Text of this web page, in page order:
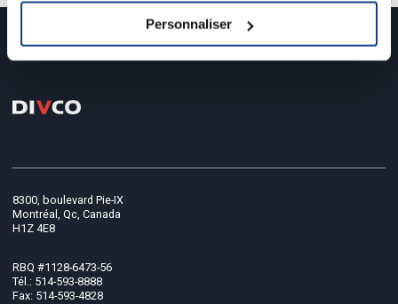
Personnaliser
8300, boulevard Pie-IX
Montréal, Qc, Canada
H1Z 4E8
RBQ #1128-6473-56
Tél.: 514-593-8888
Fax: 514-593-4828